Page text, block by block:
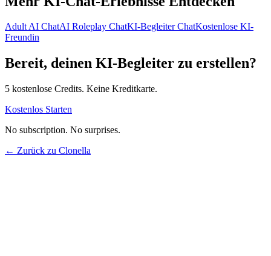
Adult AI ChatAI Roleplay ChatKI-Begleiter ChatKostenlose KI-
Freundin
Bereit, deinen KI-Begleiter zu erstellen?
5 kostenlose Credits. Keine Kreditkarte.
Kostenlos Starten
No subscription. No surprises.
← Zurück zu Clonella